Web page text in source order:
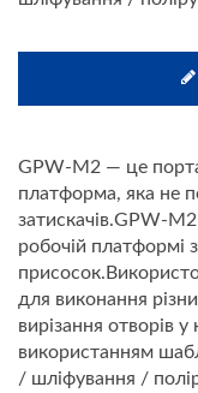
GPW-M2 — це
платформа, яка не
затискачів.GPW-
робочій платформі
для виконання
вирізання отворів
використанням
/ шліфування /